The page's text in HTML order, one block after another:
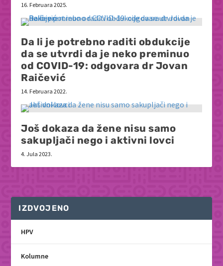
16. Februara 2025.
Da li je potrebno raditi obdukcije
da se utvrdi da je neko preminuo
od COVID-19: odgovara dr Jovan
Raičević
14. Februara 2022.
Još dokaza da žene nisu samo
sakupljači nego i aktivni lovci
4. Jula 2023.
IZDVOJENO
HPV
Kolumne